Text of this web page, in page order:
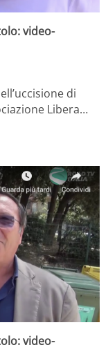
video-
di
Libera…
video-